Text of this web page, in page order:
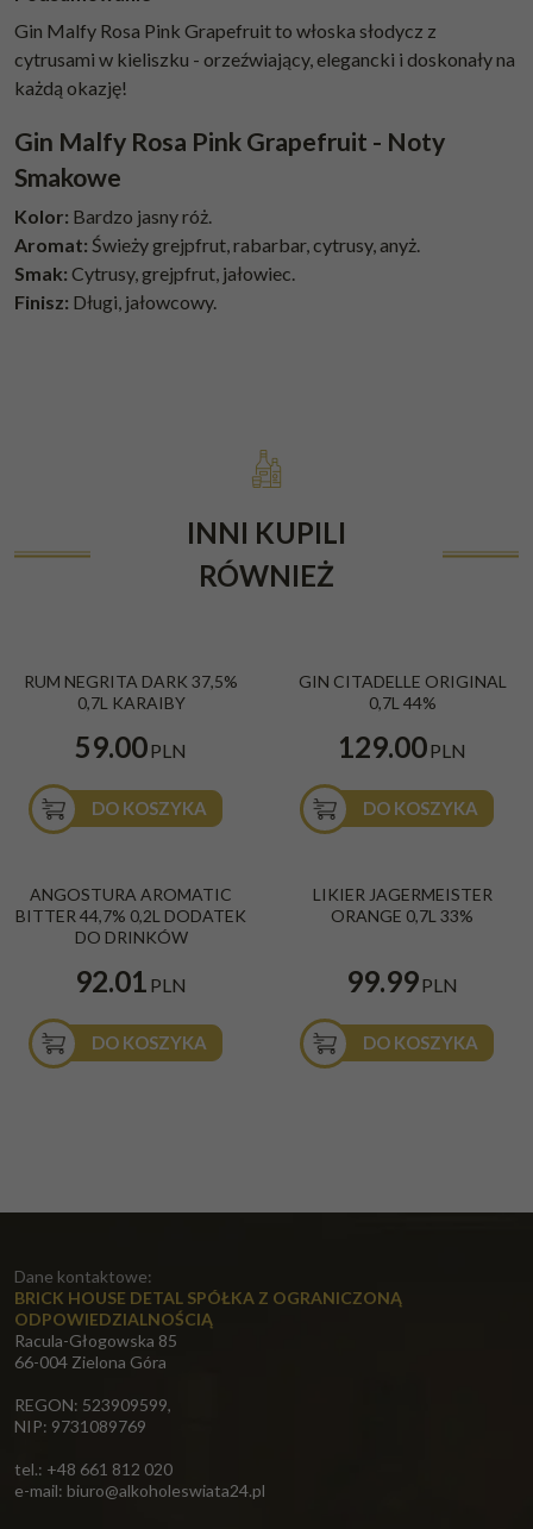
Gin Malfy Rosa Pink Grapefruit to włoska słodycz z
cytrusami w kieliszku - orzeźwiający, elegancki i doskonały na
każdą okazję!
Gin Malfy Rosa Pink Grapefruit - Noty
Smakowe
Kolor: Bardzo jasny róż.
Aromat: Świeży grejpfrut, rabarbar, cytrusy, anyż.
Smak: Cytrusy, grejpfrut, jałowiec.
Finisz: Długi, jałowcowy.
INNI KUPILI
RÓWNIEŻ
RUM NEGRITA DARK 37,5%
0,7L KARAIBY
59.00PLN
DO KOSZYKA
GIN CITADELLE ORIGINAL
0,7L 44%
129.00PLN
DO KOSZYKA
ANGOSTURA AROMATIC
BITTER 44,7% 0,2L DODATEK
DO DRINKÓW
92.01 PLN
DO KOSZYKA
LIKIER JAGERMEISTER
ORANGE 0,7L 33%
99.99PLN
DO KOSZYKA
Dane kontaktowe:
BRICK HOUSE DETAL SPÓŁKA Z OGRANICZONĄ
ODPOWIEDZIALNOŚCIĄ
Racula-Głogowska 85
66-004 Zielona Góra
REGON: 523909599,
NIP: 9731089769
tel.: +48 661 812 020
e-mail: biuro@alkoholeswiata24.pl